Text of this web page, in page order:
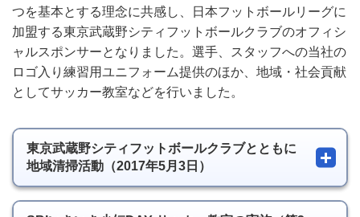
つを基本とする理念に共感し、日本フットボールリーグに
加盟する東京武蔵野シティフットボールクラブのオフィシ
ャルスポンサーとなりました。選手、スタッフへの当社の
ロゴ入り練習用ユニフォーム提供のほか、地域・社会貢献
としてサッカー教室などを行いました。
東京武蔵野シティフットボールクラブとともに
地域清掃活動（2017年5月3日）